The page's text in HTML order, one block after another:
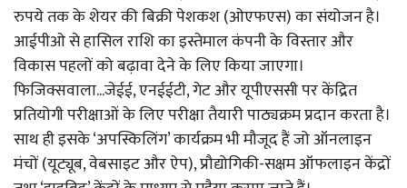
रुपये तक के शेयर की बिक्री पेशकश (ओएफएस) का संयोजन है।
आईपीओ से हासिल राशि का इस्तेमाल कंपनी के विस्तार और
विकास पहलों को बढ़ावा देने के लिए किया जाएगा।
फिजिक्सवाला...जेईई, एनईईटी, गेट और यूपीएससी पर केंद्रित
प्रतियोगी परीक्षाओं के लिए परीक्षा तैयारी पाठ्यक्रम प्रदान करता है।
साथ ही इसके ‘अपस्किलिंग’ कार्यक्रम भी मौजूद हैं जो ऑनलाइन
मंचों (यूट्यूब, वेबसाइट और ऐप), प्रौद्योगिकी-सक्षम ऑफलाइन केंद्रों